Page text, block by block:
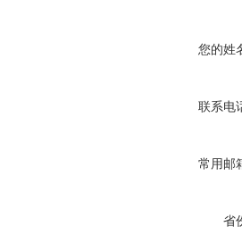
您的姓
联系电
常用邮
省